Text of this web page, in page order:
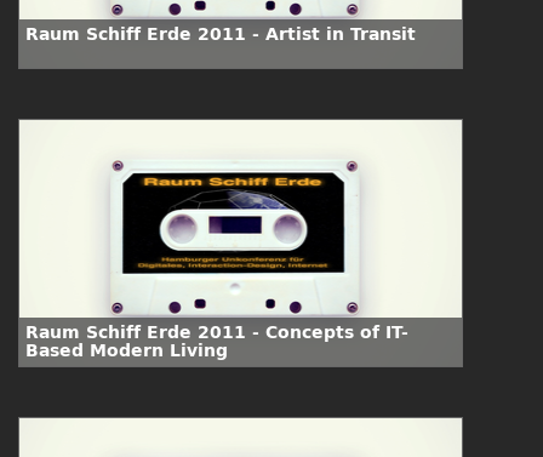
Raum Schiff Erde 2011 - Artist in Transit
Raum Schiff Erde 2011 - Concepts of IT-
Based Modern Living